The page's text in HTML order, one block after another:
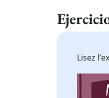
Lisez